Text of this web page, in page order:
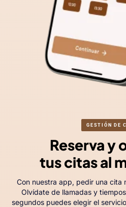
GESTIÓN DE
Reserva y
tus citas al
Con nuestra app, pedir una cita
Olvídate de llamadas y
segundos puedes elegir el